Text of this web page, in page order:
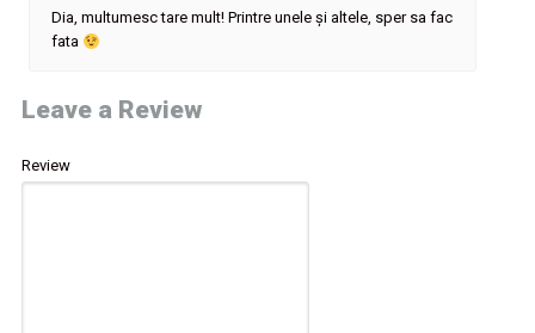
Dia, multumesc tare mult! Printre unele și altele, sper sa fac
fata
Leave a Review
Review